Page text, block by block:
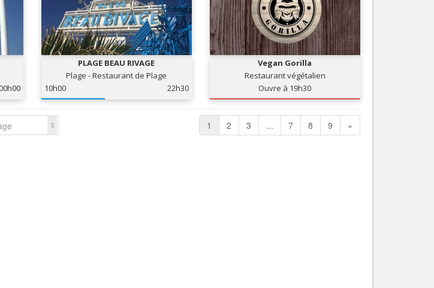
PLAGE BEAU RIVAGE
Plage - Restaurant de Plage
10h00
22h30
Vegan Gorilla
Restaurant végétalien
Ouvre à 19h30
1 2 3 ... 7 8 9 »